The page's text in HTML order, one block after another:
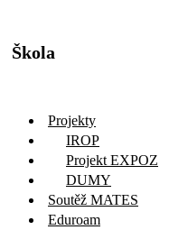
Škola
Projekty
IROP
Projekt EXPOZ
DUMY
Soutěž MATES
Eduroam